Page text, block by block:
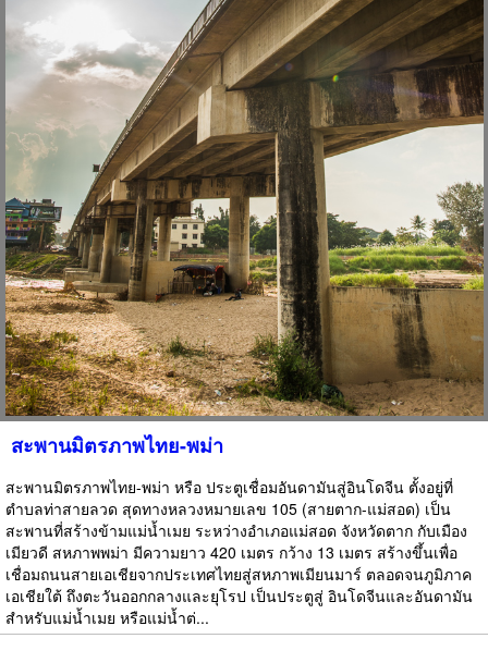
สะพานมิตรภาพไทย-พม่า
สะพานมิตรภาพไทย-พม่า หรือ ประตูเชื่อมอันดามันสู่อินโดจีน ตั้งอยู่ที่
ตำบลท่าสายลวด สุดทางหลวงหมายเลข 105 (สายตาก-แม่สอด) เป็น
สะพานที่สร้างข้ามแม่น้ำเมย ระหว่างอำเภอแม่สอด จังหวัดตาก กับเมือง
เมียวดี สหภาพพม่า มีความยาว 420 เมตร กว้าง 13 เมตร สร้างขึ้นเพื่อ
เชื่อมถนนสายเอเชียจากประเทศไทยสู่สหภาพเมียนมาร์ ตลอดจนภูมิภาค
เอเชียใต้ ถึงตะวันออกกลางและยุโรป เป็นประตูสู่ อินโดจีนและอันดามัน
สำหรับแม่น้ำเมย หรือแม่น้ำต่...